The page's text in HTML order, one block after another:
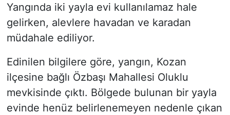
Yangında iki yayla evi kullanılamaz hale
gelirken, alevlere havadan ve karadan
müdahale ediliyor.
Edinilen bilgilere göre, yangın, Kozan
ilçesine bağlı Özbaşı Mahallesi Oluklu
mevkisinde çıktı. Bölgede bulunan bir yayla
evinde henüz belirlenemeyen nedenle çıkan